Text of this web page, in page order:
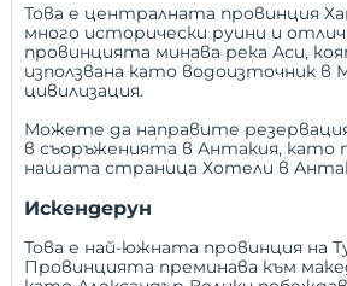
Това е централната провинция
много исторически руини и
провинцията минава река Аси,
използвана като водоизточник
цивилизация.
Можете да направите
в съоръженията в Антакия, като
нашата страницаХотели в
Искендерун
Това е най-южната провинция на
Провинцията преминава към